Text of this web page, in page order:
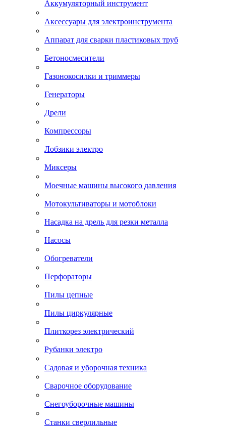
Аккумуляторный инструмент
Аксессуары для электроинструмента
Аппарат для сварки пластиковых труб
Бетоносмесители
Газонокосилки и триммеры
Генераторы
Дрели
Компрессоры
Лобзики электро
Миксеры
Моечные машины высокого давления
Мотокультиваторы и мотоблоки
Насадка на дрель для резки металла
Насосы
Обогреватели
Перфораторы
Пилы цепные
Пилы циркулярные
Плиткорез электрический
Рубанки электро
Садовая и уборочная техника
Сварочное оборудование
Снегоуборочные машины
Станки сверлильные